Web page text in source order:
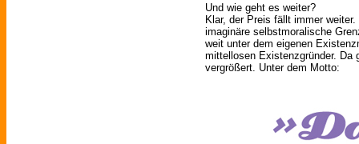
Und wie geht es weiter?
Klar, der Preis fällt immer
imaginäre selbstmoralische
weit unter dem eigenen
mittellosen Existenzgründer. Da
vergrößert. Unter dem Motto: